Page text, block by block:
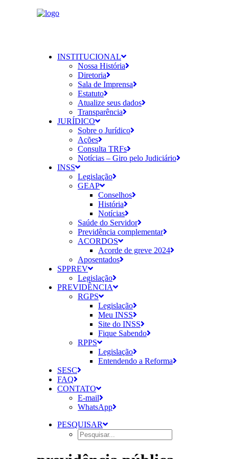
INSTITUCIONAL
Nossa História
Diretoria
Sala de Imprensa
Estatuto
Atualize seus dados
Transparência
JURÍDICO
Sobre o Jurídico
Ações
Consulta TRFs
Notícias – Giro pelo Judiciário
INSS
Legislação
GEAP
Conselhos
História
Notícias
Saúde do Servidor
Previdência complementar
ACORDOS
Acorde de greve 2024
Aposentados
SPPREV
Legislação
PREVIDÊNCIA
RGPS
Legislação
Meu INSS
Site do INSS
Fique Sabendo
RPPS
Legislação
Entendendo a Reforma
SESC
FAQ
CONTATO
E-mail
WhatsApp
PESQUISAR